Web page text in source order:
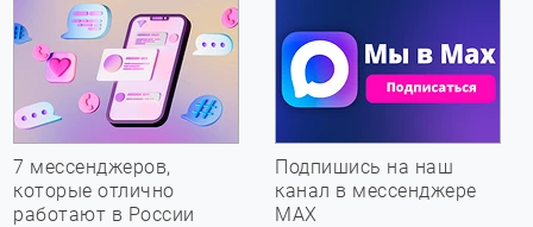
7 мессенджеров,
которые отлично
работают в России
Подпишись на наш
канал в мессенджере
МАХ